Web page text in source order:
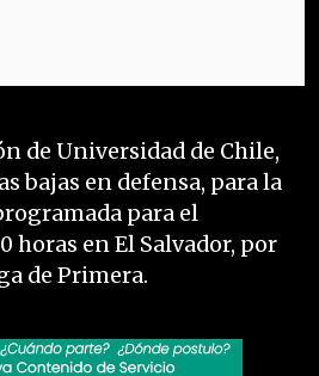
de Universidad de Chile,
bajas en defensa, para la
para el
horas en El Salvador, por
de Primera.